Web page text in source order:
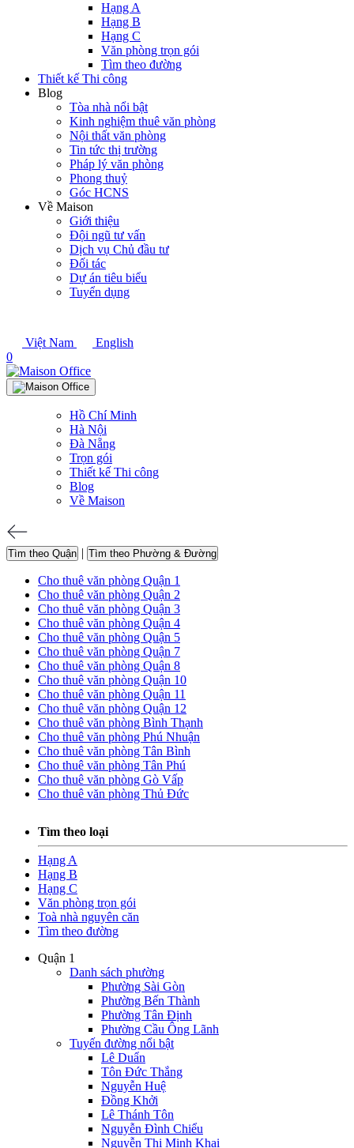
Hạng A
Hạng B
Hạng C
Văn phòng trọn gói
Tìm theo đường
Thiết kế Thi công
Blog
Tòa nhà nổi bật
Kinh nghiệm thuê văn phòng
Nội thất văn phòng
Tin tức thị trường
Pháp lý văn phòng
Phong thuỷ
Góc HCNS
Về Maison
Giới thiệu
Đội ngũ tư vấn
Dịch vụ Chủ đầu tư
Đối tác
Dự án tiêu biểu
Tuyển dụng
Việt Nam
English
0
Hồ Chí Minh
Hà Nội
Đà Nẵng
Trọn gói
Thiết kế Thi công
Blog
Về Maison
Tìm theo Quận | Tìm theo Phường & Đường
Cho thuê văn phòng Quận 1
Cho thuê văn phòng Quận 2
Cho thuê văn phòng Quận 3
Cho thuê văn phòng Quận 4
Cho thuê văn phòng Quận 5
Cho thuê văn phòng Quận 7
Cho thuê văn phòng Quận 8
Cho thuê văn phòng Quận 10
Cho thuê văn phòng Quận 11
Cho thuê văn phòng Quận 12
Cho thuê văn phòng Bình Thạnh
Cho thuê văn phòng Phú Nhuận
Cho thuê văn phòng Tân Bình
Cho thuê văn phòng Tân Phú
Cho thuê văn phòng Gò Vấp
Cho thuê văn phòng Thủ Đức
Tìm theo loại
Hạng A
Hạng B
Hạng C
Văn phòng trọn gói
Toà nhà nguyên căn
Tìm theo đường
Quận 1
Danh sách phường
Phường Sài Gòn
Phường Bến Thành
Phường Tân Định
Phường Cầu Ông Lãnh
Tuyến đường nổi bật
Lê Duẩn
Tôn Đức Thắng
Nguyễn Huệ
Đồng Khởi
Lê Thánh Tôn
Nguyễn Đình Chiểu
Nguyễn Thị Minh Khai